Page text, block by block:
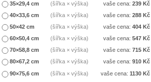
35×29,4 cm
(šířka × výška) vaše cena: 239 Kč
40×33,6 cm
(šířka × výška) vaše cena: 288 Kč
50×42 cm
(šířka × výška) vaše cena: 404 Kč
60×50,4 cm
(šířka × výška) vaše cena: 547 Kč
70×58,8 cm
(šířka × výška) vaše cena: 715 Kč
80×67,2 cm
(šířka × výška) vaše cena: 910 Kč
90×75,6 cm
(šířka × výška) vaše cena: 1130 Kč